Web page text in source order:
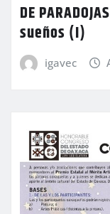
DE
sueños (I)
igavec